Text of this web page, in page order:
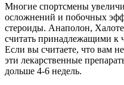
Многие спортсмены
осложнений и побочных
стероиды. Анаполон,
считать принадлежащими к
Если вы считаете, что вам
эти лекарственные
дольше 4-6 недель.